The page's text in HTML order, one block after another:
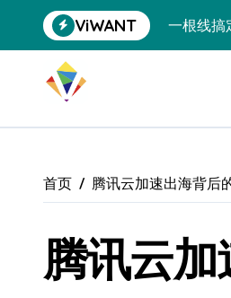
到
ViWANT
一根线搞
宠物美
三星
复古掌机
科学仪器
降噪耳机
首页 腾讯云加速出海背后
腾讯云